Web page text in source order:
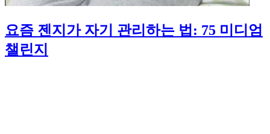
요즘 젠지가 자기 관리하는 법: 75 미디엄
챌린지